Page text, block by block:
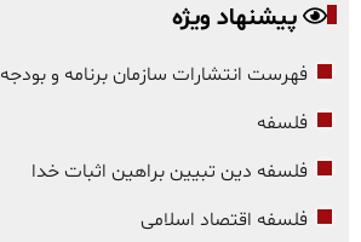
پیشنهاد ویژه
فهرست انتشارات سازمان برنامه و بودجه
فلسفه
فلسفه دین تبیین براهین اثبات خدا
فلسفه اقتصاد اسلامی